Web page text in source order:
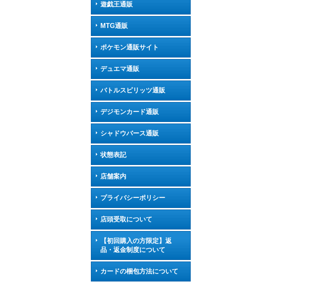
遊戯王通販
MTG通販
ポケモン通販サイト
デュエマ通販
バトルスピリッツ通販
デジモンカード通販
シャドウバース通販
状態表記
店舗案内
プライバシーポリシー
店頭受取について
【初回購入の方限定】返
品・返金制度について
カードの梱包方法について